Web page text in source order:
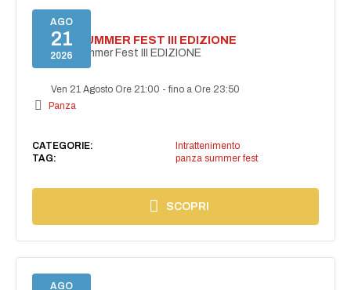
AGO
21
2026
PANZA SUMMER FEST III EDIZIONE
PANZA Summer Fest III EDIZIONE
Ven 21 Agosto Ore 21:00 -fino a Ore 23:50
Panza
CATEGORIE:
Intrattenimento
TAG:
panza summer fest
SCOPRI
AGO